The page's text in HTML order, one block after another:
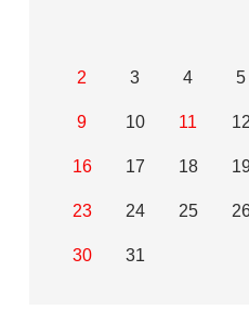
2 3 4 5
9 10 11 12
16 17 18
23 24 25
30 31